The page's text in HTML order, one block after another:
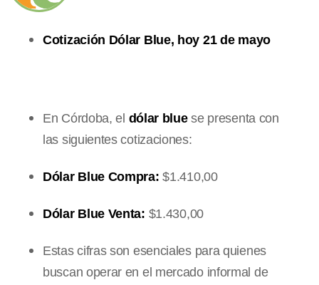
Cotización Dólar Blue, hoy 21 de mayo
En Córdoba, el dólar bluese presenta con
las siguientes cotizaciones:
Dólar Blue Compra: $1.410,00
Dólar Blue Venta: $1.430,00
Estas cifras son esenciales para quienes
buscan operar en el mercado informal de